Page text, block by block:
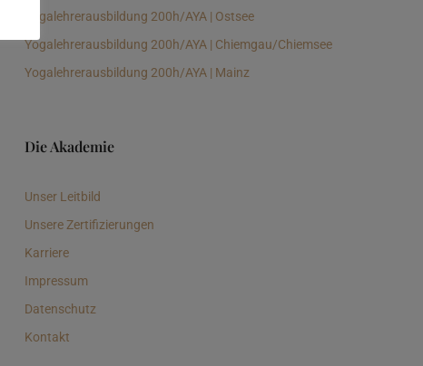
Yogalehrerausbildung 200h/AYA | Ostsee
Yogalehrerausbildung 200h/AYA | Chiemgau/Chiemsee
Yogalehrerausbildung 200h/AYA | Mainz
Die Akademie
Unser Leitbild
Unsere Zertifizierungen
Karriere
Impressum
Datenschutz
Kontakt